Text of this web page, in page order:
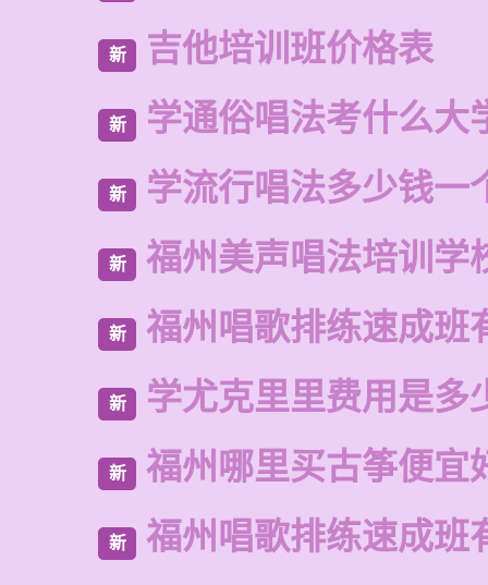
新 吉他培训班价格表
新 学通俗唱法考什么大
新 学流行唱法多少钱一
新 福州美声唱法培训学
新 福州唱歌排练速成班
新 学尤克里里费用是多
新 福州哪里买古筝便宜
新 福州唱歌排练速成班